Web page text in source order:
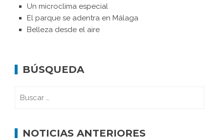
Un microclima especial
El parque se adentra en Málaga
Belleza desde el aire
BÚSQUEDA
NOTICIAS ANTERIORES